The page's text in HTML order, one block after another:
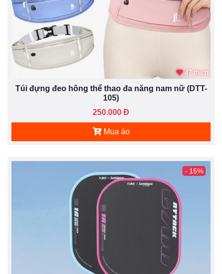
47 thích
Túi đựng đeo hông thể thao đa năng nam nữ (DTT-
105)
250.000 Đ
Mua áo
- 15%